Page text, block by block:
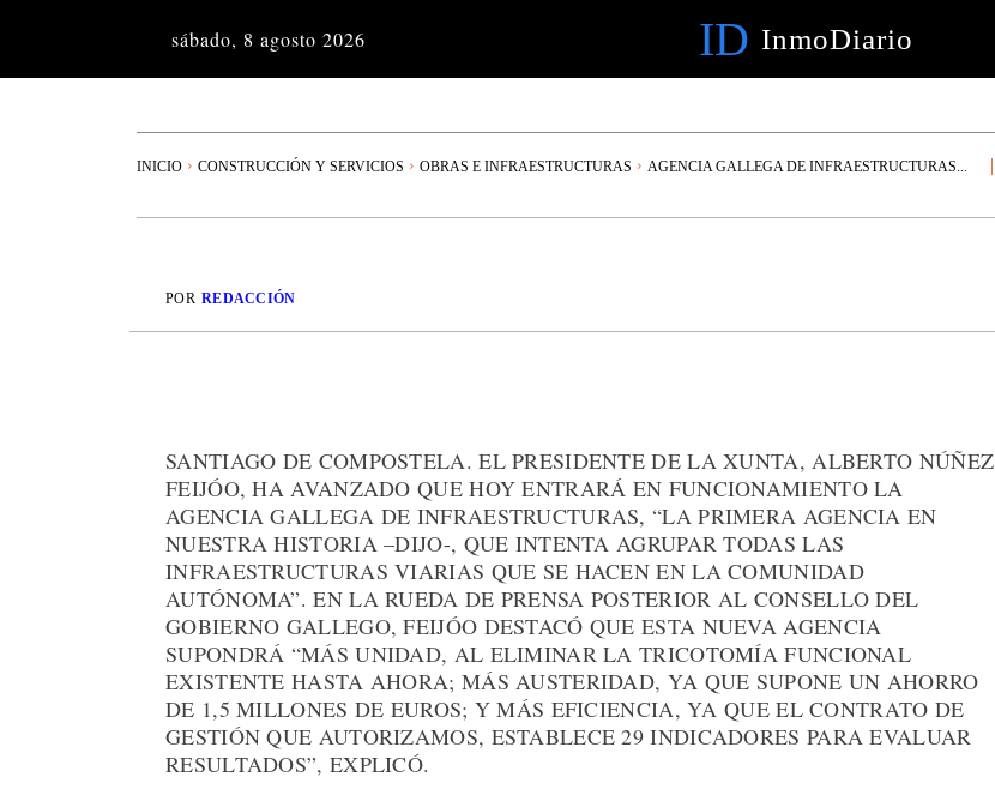
sábado, 8 agosto 2026 ID InmoDiario
INICIO CONSTRUCCIÓN Y SERVICIOS OBRAS E INFRAESTRUCTURAS AGENCIA GALLEGA DE INFRAESTRUCTURAS...
POR REDACCIÓN
SANTIAGO DE COMPOSTELA. EL PRESIDENTE DE LA XUNTA, ALBERTO NÚÑEZ
FEIJÓO, HA AVANZADO QUE HOY ENTRARÁ EN FUNCIONAMIENTO LA
AGENCIA GALLEGA DE INFRAESTRUCTURAS, “LA PRIMERA AGENCIA EN
NUESTRA HISTORIA –DIJO-, QUE INTENTA AGRUPAR TODAS LAS
INFRAESTRUCTURAS VIARIAS QUE SE HACEN EN LA COMUNIDAD
AUTÓNOMA”. EN LA RUEDA DE PRENSA POSTERIOR AL CONSELLO DEL
GOBIERNO GALLEGO, FEIJÓO DESTACÓ QUE ESTA NUEVA AGENCIA
SUPONDRÁ “MÁS UNIDAD, AL ELIMINAR LA TRICOTOMÍA FUNCIONAL
EXISTENTE HASTA AHORA; MÁS AUSTERIDAD, YA QUE SUPONE UN AHORRO
DE 1,5 MILLONES DE EUROS; Y MÁS EFICIENCIA, YA QUE EL CONTRATO DE
GESTIÓN QUE AUTORIZAMOS, ESTABLECE 29 INDICADORES PARA EVALUAR
RESULTADOS”, EXPLICÓ.